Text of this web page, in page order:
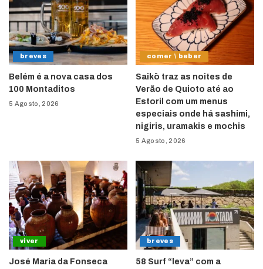
breves
Belém é a nova casa dos
100 Montaditos
5 Agosto, 2026
comer \ beber
Saikō traz as noites de
Verão de Quioto até ao
Estoril com um menus
especiais onde há sashimi,
nigiris, uramakis e mochis
5 Agosto, 2026
viver
José Maria da Fonseca
breves
58 Surf “leva” com a